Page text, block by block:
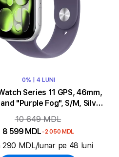
0% | 4 LUNI
Series 11 GPS, 46mm,
"Purple Fog", S/M, Silver
Aluminium
10 649 MDL
8 599 MDL -2 050 MDL
290 MDL/lunar pe 48 luni